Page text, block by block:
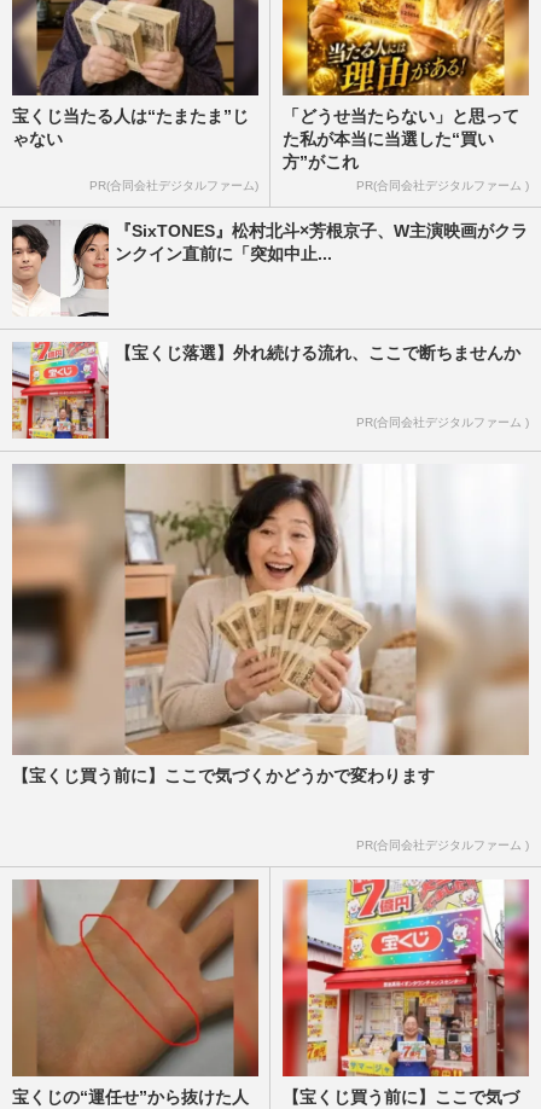
宝くじ当たる人は“たまたま”じ
ゃない
PR(合同会社デジタルファーム)
「どうせ当たらない」と思って
た私が本当に当選した“買い
方”がこれ
PR(合同会社デジタルファーム )
『SixTONES』松村北斗×芳根京子、W主演映画がクラ
ンクイン直前に「突如中止...
【宝くじ落選】外れ続ける流れ、ここで断ちませんか
PR(合同会社デジタルファーム )
【宝くじ買う前に】ここで気づくかどうかで変わります
PR(合同会社デジタルファーム )
宝くじの“運任せ”から抜けた人
【宝くじ買う前に】ここで気づ